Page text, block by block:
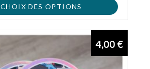
CHOIX DES OPTIONS
4,00 €